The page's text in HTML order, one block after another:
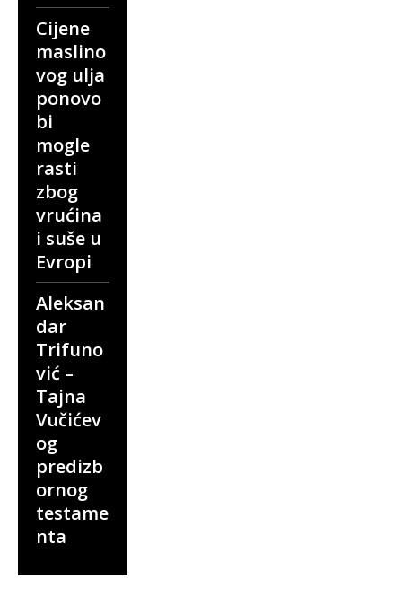
Cijene
maslino
vog ulja
ponovo
bi
mogle
rasti
zbog
vrućina
i suše u
Evropi
Aleksan
dar
Trifuno
vić –
Tajna
Vučićev
og
predizb
ornog
testame
nta